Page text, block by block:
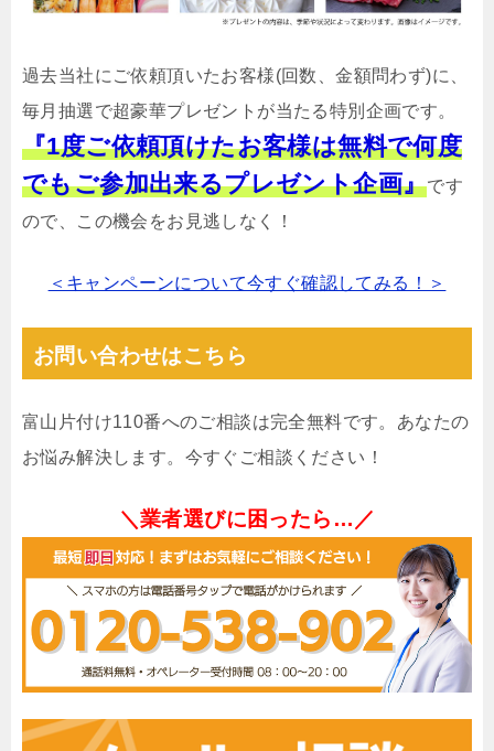
過去当社にご依頼頂いたお客様(回数、金額問わず)に、
毎月抽選で超豪華プレゼントが当たる特別企画です。
『1度ご依頼頂けたお客様は無料で何度
でもご参加出来るプレゼント企画』です
ので、この機会をお見逃しなく！
＜キャンペーンについて今すぐ確認してみる！＞
お問い合わせはこちら
富山片付け110番へのご相談は完全無料です。あなたの
お悩み解決します。今すぐご相談ください！
＼業者選びに困ったら…／